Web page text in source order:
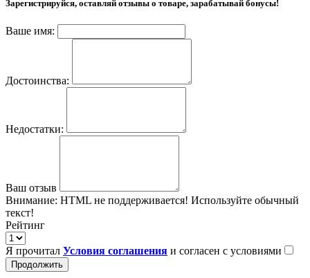
Зарегистрируйся, оставляй отзывы о товаре, зарабатывай бонусы!
Ваше имя:
Достоинства:
Недостатки:
Ваш отзыв
Внимание: HTML не поддерживается! Используйте обычный
текст!
Рейтинг
Я прочитал Условия соглашения и согласен с условиями
Продолжить